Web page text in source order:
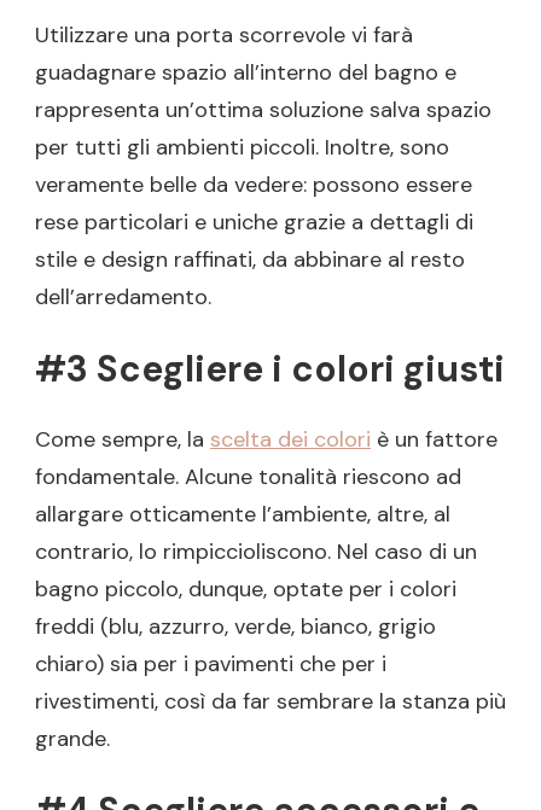
Utilizzare una porta scorrevole vi farà
guadagnare spazio all’interno del bagno e
rappresenta un’ottima soluzione salva spazio
per tutti gli ambienti piccoli. Inoltre, sono
veramente belle da vedere: possono essere
rese particolari e uniche grazie a dettagli di
stile e design raffinati, da abbinare al resto
dell’arredamento.
#3 Scegliere i colori giusti
Come sempre, la scelta dei colori è un fattore
fondamentale. Alcune tonalità riescono ad
allargare otticamente l’ambiente, altre, al
contrario, lo rimpiccioliscono. Nel caso di un
bagno piccolo, dunque, optate per i colori
freddi (blu, azzurro, verde, bianco, grigio
chiaro) sia per i pavimenti che per i
rivestimenti, così da far sembrare la stanza più
grande.